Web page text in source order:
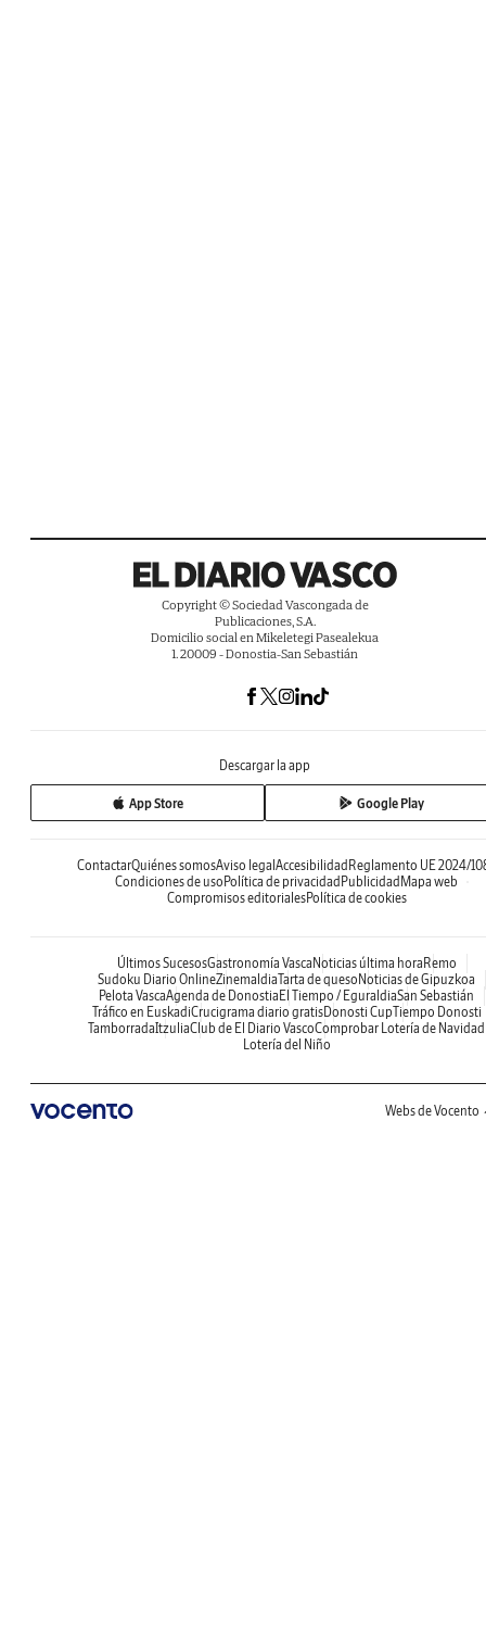
Copyright © Sociedad Vascongada de
Publicaciones, S.A.
Domicilio social en Mikeletegi Pasealekua
1. 20009 - Donostia-San Sebastián
Descargar la app
App Store Google Play
ContactarQuiénes somosAviso legal Accesibilidad Reglamento UE 2024/
Condiciones de uso Política de privacidad Publicidad Mapa web
Compromisos editorialesPolítica de cookies
Últimos SucesosGastronomía Vasca Noticias última hora Remo
Sudoku Diario OnlineZinemaldiaTarta de queso Noticias de Gipuzkoa
Pelota VascaAgenda de Donostia El Tiempo / EguraldiaSan Sebastián
Tráfico en EuskadiCrucigrama diario gratisDonosti CupTiempo Donosti
TamborradaItzuliaClub de El Diario VascoComprobar Lotería de Navidad
Lotería del Niño
Webs de Vocento